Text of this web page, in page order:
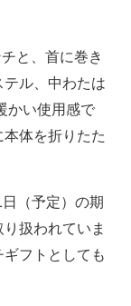
と、首に巻き
ル、中わたは
かい使用感で
体を折りたた
（予定）の期
扱われていま
フトとしても